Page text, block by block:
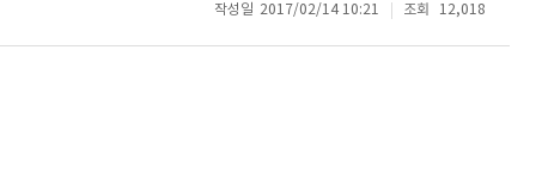
작성일 2017/02/14 10:21 조회 12,018